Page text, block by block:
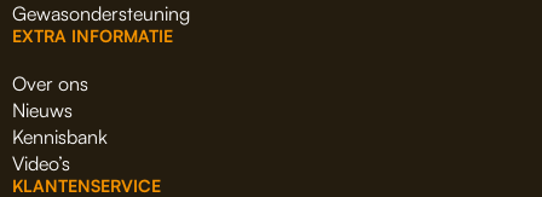
Gewasondersteuning
EXTRA INFORMATIE
Over ons
Nieuws
Kennisbank
Video’s
KLANTENSERVICE